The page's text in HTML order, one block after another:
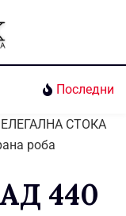
Последни
440